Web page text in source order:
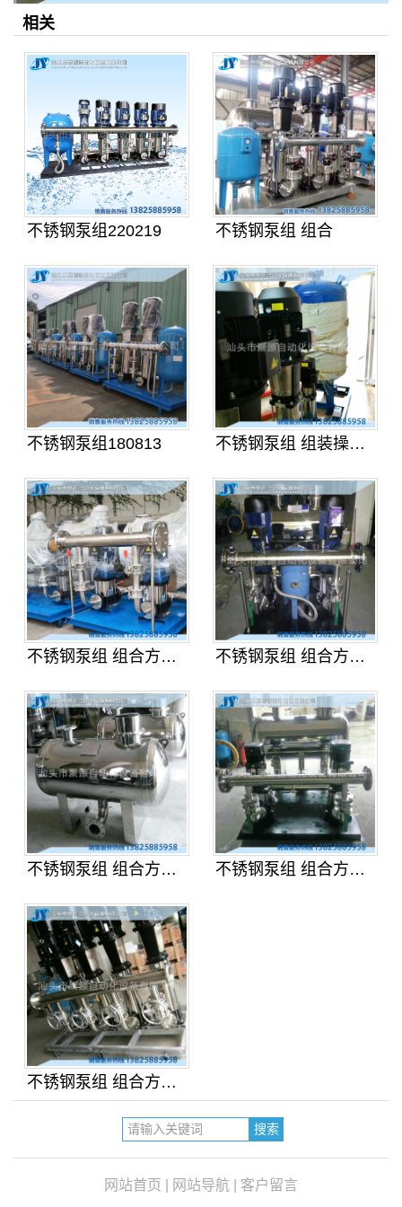
相关
不锈钢泵组220219 不锈钢泵组 组合
不锈钢泵组180813 不锈钢泵组 组装操作案例 聚源自动
不锈钢泵组 组合方案07 不锈钢泵组 组合方案06
不锈钢泵组 组合方案05 不锈钢泵组 组合方案04
不锈钢泵组 组合方案03
网站首页 网站导航 客户留言